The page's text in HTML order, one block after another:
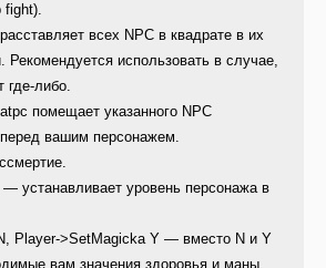
fight).
всех NPC в квадрате в их
Рекомендуется использовать в случае,
где-либо.
помещает указанного NPC
вашим персонажем.
устанавливает уровень персонажа в
Player->SetMagicka Y — вместо N и Y
вам значения здоровья и маны.